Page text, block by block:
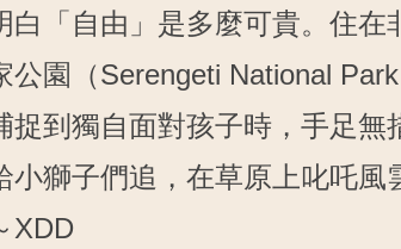
白「自由」是多麼可貴。住在
園（Serengeti National Park
捉到獨自面對孩子時，手足無
小獅子們追，在草原上叱吒風
XDD